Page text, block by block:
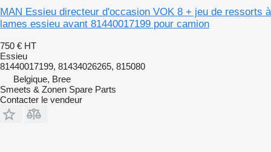
MAN Essieu directeur d'occasion VOK 8 + jeu de ressorts à
lames essieu avant 81440017199 pour camion
750 € HT
Essieu
81440017199, 81434026265, 815080
Belgique, Bree
Smeets & Zonen Spare Parts
Contacter le vendeur